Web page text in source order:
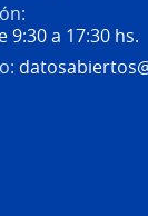
9:30 a 17:30 hs.